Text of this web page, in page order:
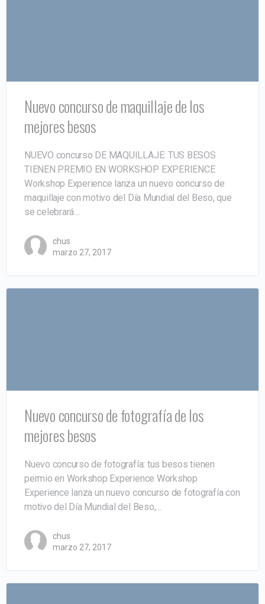
Nuevo concurso de maquillaje de los
mejores besos
NUEVO concurso DE MAQUILLAJE: TUS BESOS
TIENEN PREMIO EN WORKSHOP EXPERIENCE
Workshop Experience lanza un nuevo concurso de
maquillaje con motivo del Día Mundial del Beso, que
se celebrará…
chus
marzo 27, 2017
Nuevo concurso de fotografía de los
mejores besos
Nuevo concurso de fotografía: tus besos tienen
permio en Workshop Experience Workshop
Experience lanza un nuevo concurso de fotografía con
motivo del Día Mundial del Beso,…
chus
marzo 27, 2017